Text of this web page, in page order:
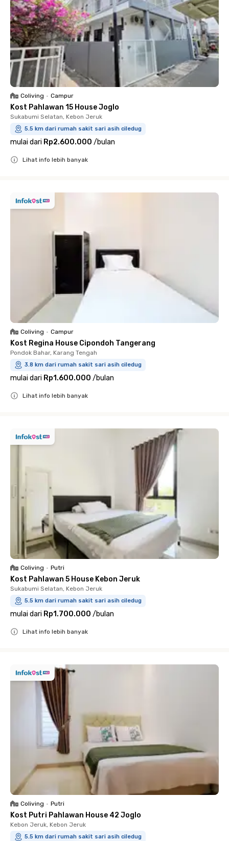
Coliving • Campur
Kost Pahlawan 15 House Joglo
Sukabumi Selatan, Kebon Jeruk
5.5 km dari rumah sakit sari asih ciledug
mulai dari Rp2.600.000 /bulan
Lihat info lebih banyak
Coliving • Campur
Kost Regina House Cipondoh Tangerang
Pondok Bahar, Karang Tengah
3.8 km dari rumah sakit sari asih ciledug
mulai dari Rp1.600.000 /bulan
Lihat info lebih banyak
Coliving • Putri
Kost Pahlawan 5 House Kebon Jeruk
Sukabumi Selatan, Kebon Jeruk
5.5 km dari rumah sakit sari asih ciledug
mulai dari Rp1.700.000 /bulan
Lihat info lebih banyak
Coliving • Putri
Kost Putri Pahlawan House 42 Joglo
Kebon Jeruk, Kebon Jeruk
5.5 km dari rumah sakit sari asih ciledug